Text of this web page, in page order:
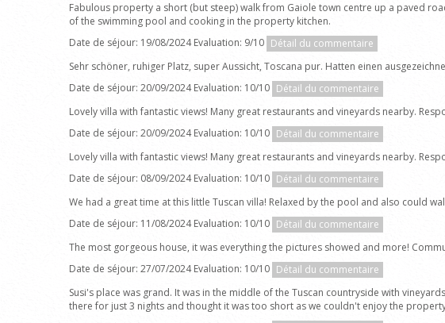
Fabulous property a short (but steep) walk from Gaiole town centre up a paved
of the swimming pool and cooking in the property kitchen.
Date de séjour: 19/08/2024 Evaluation: 9/10 Détail du commentaire
Sehr schöner, ruhiger Platz, super Aussicht, Toscana pur. Hatten einen
Date de séjour: 20/09/2024 Evaluation: 10/10 Détail du commentaire
Lovely villa with fantastic views! Many great restaurants and vineyards nearby.
Date de séjour: 20/09/2024 Evaluation: 10/10 Détail du commentaire
Lovely villa with fantastic views! Many great restaurants and vineyards nearby.
Date de séjour: 08/09/2024 Evaluation: 10/10 Détail du commentaire
We had a great time at this little Tuscan villa! Relaxed by the pool and also could
Date de séjour: 11/08/2024 Evaluation: 10/10 Détail du commentaire
The most gorgeous house, it was everything the pictures showed and more!
Date de séjour: 27/07/2024 Evaluation: 10/10 Détail du commentaire
Susi's place was grand. It was in the middle of the Tuscan countryside with
there for just 3 nights and thought it was too short as we couldn't enjoy the